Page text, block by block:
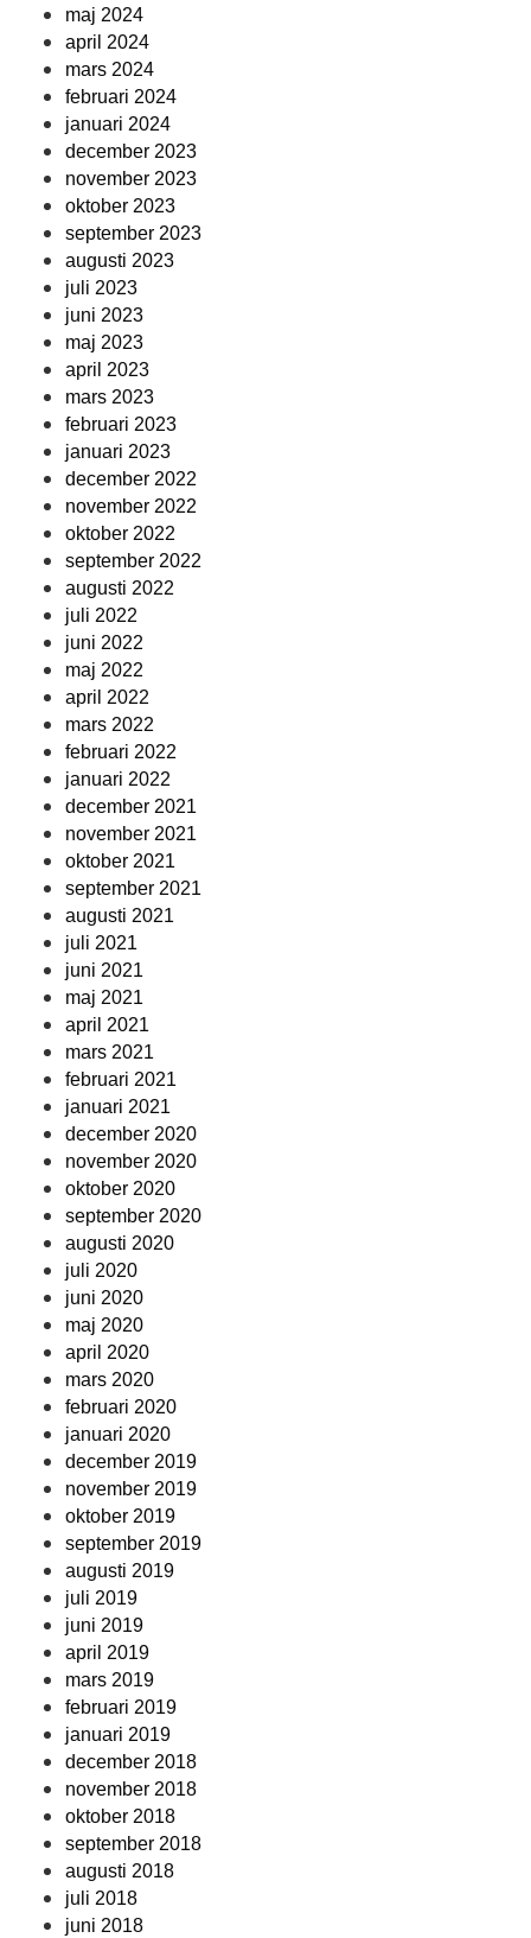
maj 2024
april 2024
mars 2024
februari 2024
januari 2024
december 2023
november 2023
oktober 2023
september 2023
augusti 2023
juli 2023
juni 2023
maj 2023
april 2023
mars 2023
februari 2023
januari 2023
december 2022
november 2022
oktober 2022
september 2022
augusti 2022
juli 2022
juni 2022
maj 2022
april 2022
mars 2022
februari 2022
januari 2022
december 2021
november 2021
oktober 2021
september 2021
augusti 2021
juli 2021
juni 2021
maj 2021
april 2021
mars 2021
februari 2021
januari 2021
december 2020
november 2020
oktober 2020
september 2020
augusti 2020
juli 2020
juni 2020
maj 2020
april 2020
mars 2020
februari 2020
januari 2020
december 2019
november 2019
oktober 2019
september 2019
augusti 2019
juli 2019
juni 2019
april 2019
mars 2019
februari 2019
januari 2019
december 2018
november 2018
oktober 2018
september 2018
augusti 2018
juli 2018
juni 2018